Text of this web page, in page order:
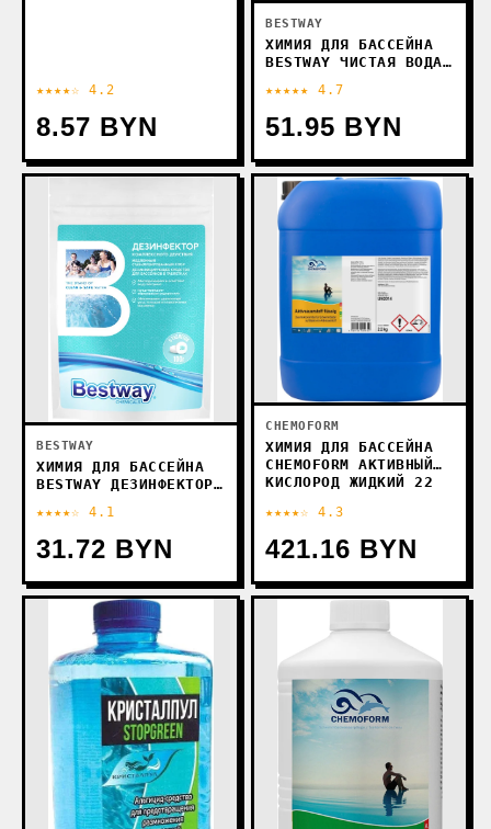
★★★★☆ 4.2
8.57 BYN
BESTWAY
ХИМИЯ ДЛЯ БАССЕЙНА
BESTWAY ЧИСТАЯ ВОДА
★★★★★ 4.7
51.95 BYN
BESTWAY
ХИМИЯ ДЛЯ БАССЕЙНА
BESTWAY ДЕЗИНФЕКТОР
ДЕЙСТВИЯ DKM0.1TBW
(5 ТАБ X 20 Г)
★★★★☆ 4.1
31.72 BYN
CHEMOFORM
ХИМИЯ ДЛЯ БАССЕЙНА
CHEMOFORM АКТИВНЫЙ
КИСЛОРОД ЖИДКИЙ 22
★★★★☆ 4.3
421.16 BYN